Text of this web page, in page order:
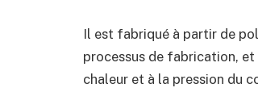
Il est fabriqué à partir de
processus de fabrication,
chaleur et à la pression du